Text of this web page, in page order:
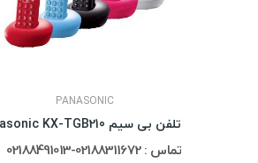
PANASONIC
تماس : 02188311672-02188491013